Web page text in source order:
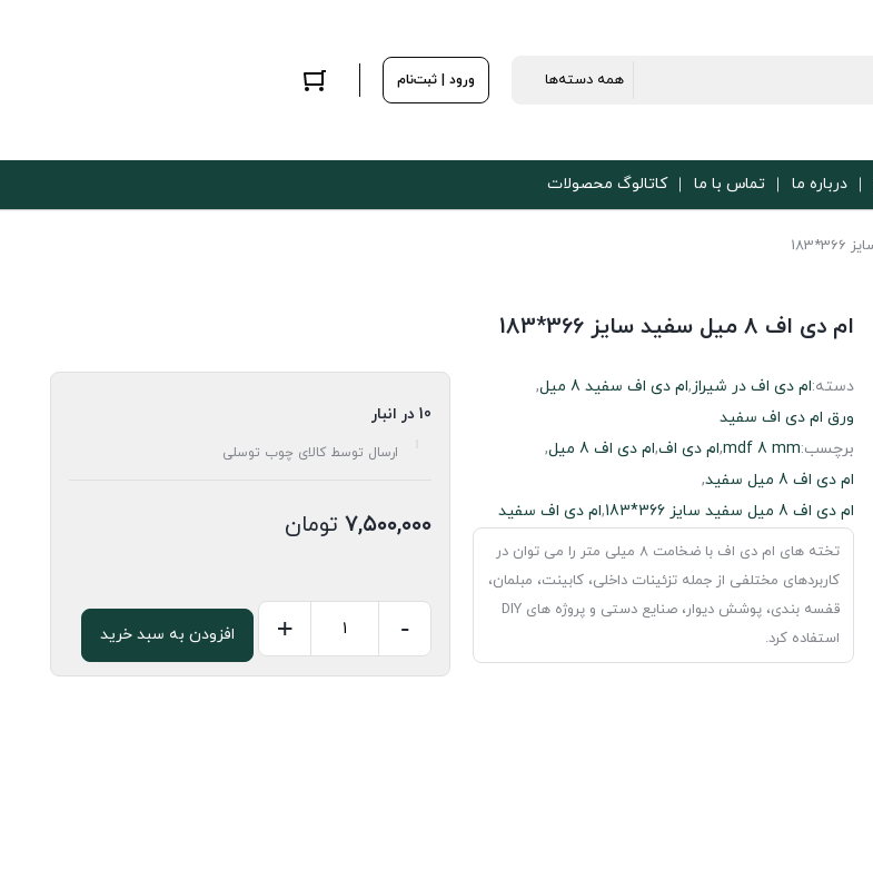
ورود | ثبت‌نام
درباره ما تماس با ما کاتالوگ محصولات
ام دی اف 8 میل سفید سایز 366*183
دسته:ام دی اف در شیراز,ام دی اف سفید 8 میل
,
ورق ام‌ دی‌ اف سفید
برچسب:mdf 8 mm
,ام دی اف,ام دی اف 8 میل
,
ام دی اف 8 میل سفید
,
ام دی اف 8 میل سفید سایز 366*183
,ام دی اف سفید
تخته های ام دی اف با ضخامت 8 میلی متر را می توان در
کاربردهای مختلفی از جمله تزئینات داخلی، کابینت، مبلمان،
قفسه بندی، پوشش دیوار، صنایع دستی و پروژه های DIY
استفاده کرد.
10 در انبار
ارسال توسط کالای چوب توسلی
۷,۵۰۰,۰۰۰ تومان
دی
-
+ افزودن به سبد خرید